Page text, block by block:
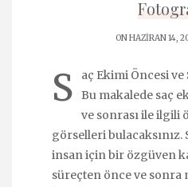
ON HAZIRAN 14,
S
aç Ekimi Öncesi
Bu makalede saç
ve sonrası ile ilgili
görselleri
insan için bir özgüven
süreçten önce ve sonra